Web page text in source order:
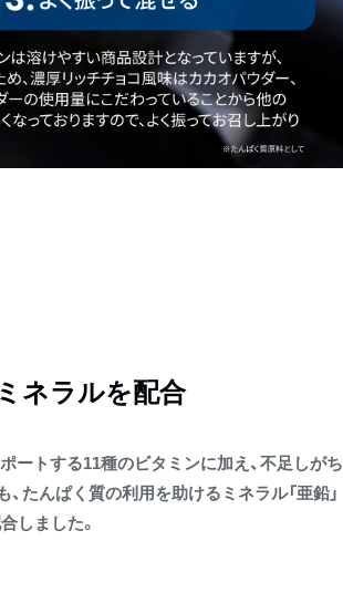
ネラルを配合
ートする11種のビタミンに加え、不足しがち
たんぱく質の利用を助けるミネラル「亜鉛」
しました。